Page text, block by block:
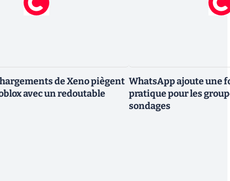
de Xeno piègent
avec un redoutable
WhatsApp ajoute une
pratique pour les
sondages